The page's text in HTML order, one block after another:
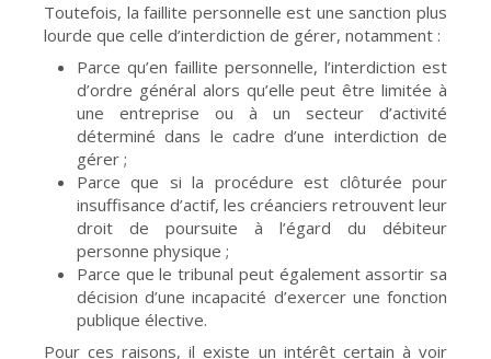
Toutefois, la faillite personnelle est une sanction plus
lourde que celle d’interdiction de gérer, notamment :
Parce qu’en faillite personnelle, l’interdiction est
d’ordre général alors qu’elle peut être limitée à
une entreprise ou à un secteur d’activité
déterminé dans le cadre d’une interdiction de
gérer ;
Parce que si la procédure est clôturée pour
insuffisance d’actif, les créanciers retrouvent leur
droit de poursuite à l’égard du débiteur
personne physique ;
Parce que le tribunal peut également assortir sa
décision d’une incapacité d’exercer une fonction
publique élective.
Pour ces raisons, il existe un intérêt certain à voir